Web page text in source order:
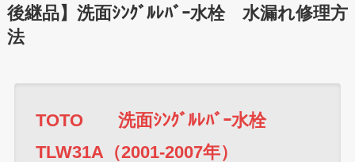
後継品】洗面ｼﾝｸﾞﾙﾚﾊﾞｰ水栓 水漏れ修理方
法
TOTO 洗面ｼﾝｸﾞﾙﾚﾊﾞｰ水栓
TLW31A（2001-2007年）